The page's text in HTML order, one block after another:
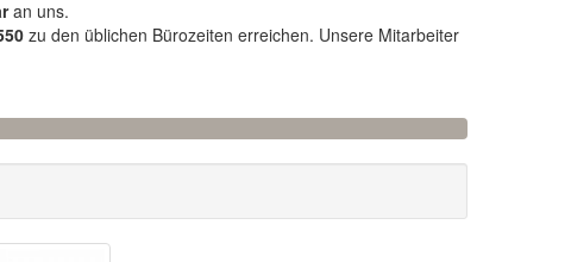
an uns.
zu den üblichen Bürozeiten erreichen. Unsere Mitarbeiter